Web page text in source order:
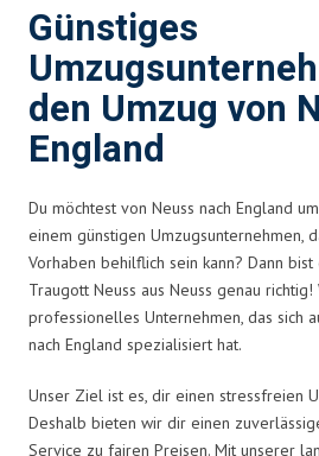
Günstiges
den Umzug von
England
Du möchtest von Neuss nach England
einem günstigen Umzugsunternehmen,
Vorhaben behilflich sein kann? Dann
Traugott Neuss aus Neuss genau richtig!
professionelles Unternehmen, das sich
nach England spezialisiert hat.
Unser Ziel ist es, dir einen stressfreien
Deshalb bieten wir dir einen
Service zu fairen Preisen. Mit unserer